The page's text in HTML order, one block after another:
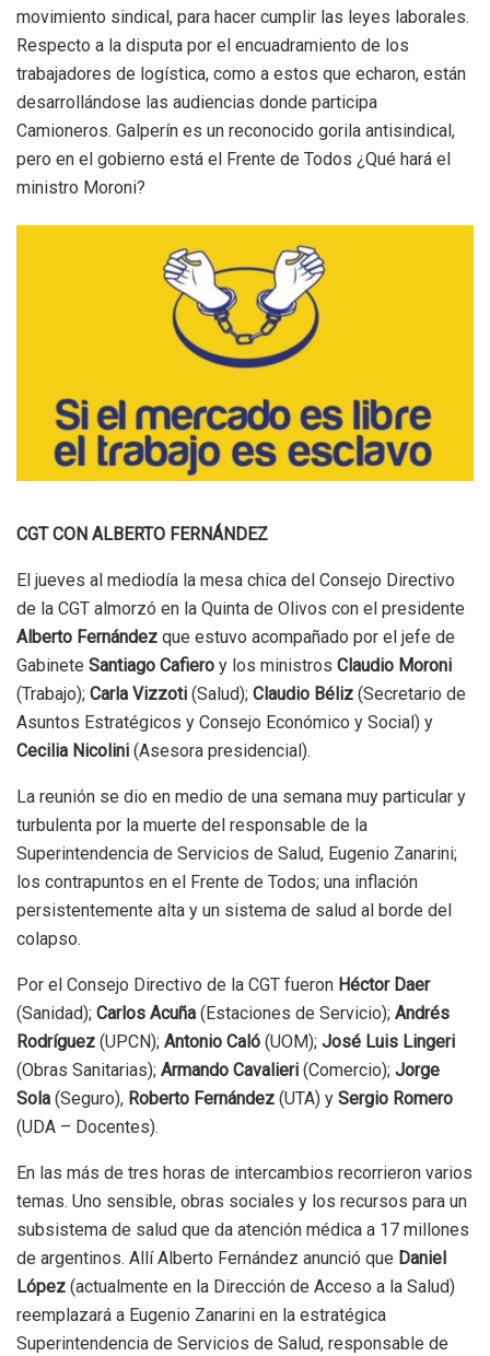
movimiento sindical, para hacer cumplir las leyes laborales.
Respecto a la disputa por el encuadramiento de los
trabajadores de logística, como a estos que echaron, están
desarrollándose las audiencias donde participa
Camioneros. Galperín es un reconocido gorila antisindical,
pero en el gobierno está el Frente de Todos ¿Qué hará el
ministro Moroni?
CGT CON ALBERTO FERNÁNDEZ
El jueves al mediodía la mesa chica del Consejo Directivo
de la CGT almorzó en la Quinta de Olivos con el presidente
Alberto Fernández que estuvo acompañado por el jefe de
Gabinete Santiago Cafiero y los ministros Claudio Moroni
(Trabajo); Carla Vizzoti (Salud); Claudio Béliz (Secretario de
Asuntos Estratégicos y Consejo Económico y Social) y
Cecilia Nicolini (Asesora presidencial).
La reunión se dio en medio de una semana muy particular y
turbulenta por la muerte del responsable de la
Superintendencia de Servicios de Salud, Eugenio Zanarini;
los contrapuntos en el Frente de Todos; una inflación
persistentemente alta y un sistema de salud al borde del
colapso.
Por el Consejo Directivo de la CGT fueron Héctor Daer
(Sanidad); Carlos Acuña (Estaciones de Servicio); Andrés
Rodríguez (UPCN); Antonio Caló (UOM); José Luis Lingeri
(Obras Sanitarias); Armando Cavalieri (Comercio); Jorge
Sola (Seguro), Roberto Fernández (UTA) y Sergio Romero
(UDA – Docentes).
En las más de tres horas de intercambios recorrieron varios
temas. Uno sensible, obras sociales y los recursos para un
subsistema de salud que da atención médica a 17 millones
de argentinos. Allí Alberto Fernández anunció que Daniel
López (actualmente en la Dirección de Acceso a la Salud)
reemplazará a Eugenio Zanarini en la estratégica
Superintendencia de Servicios de Salud, responsable de